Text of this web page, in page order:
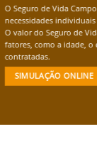
O Seguro de Vida
necessidades
O valor do Seguro de
fatores, como a idade, o
contratadas.
SIMULAÇÃO ONLINE